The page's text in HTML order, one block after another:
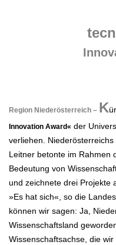
Region Niederösterreich – K
Innovation Award« der
verliehen.
Leitner betonte im Rahmen
Bedeutung von
und zeichnete drei Projekte
»Es hat sich«, so die
können wir sagen: Ja,
Wissenschaftsland
Wissenschaftsachse, die